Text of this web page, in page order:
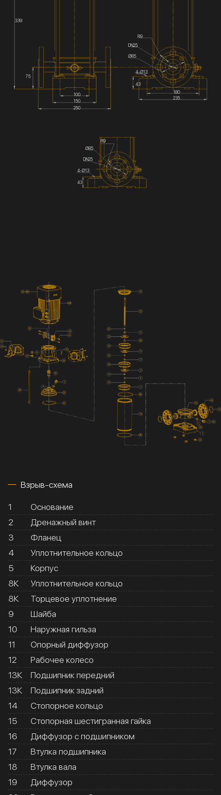
DN25
339
75
100
150
250
180
235
43
4-Ø13
Ø85
R9
DN25
R9
Ø85
4-Ø13
43
Взрыв-схема
1
Основание
2
Дренажный винт
3
Фланец
4
Уплотнительное кольцо
5
Корпус
8К
Уплотнительное кольцо
8К
Торцевое уплотнение
9
Шайба
10
Наружная гильза
11
Опорный диффузор
12
Рабочее колесо
13К
Подшипник передний
13К
Подшипник задний
14
Стопорное кольцо
15
Стопорная шестигранная гайка
16
Диффузор с подшипником
17
Втулка подшипника
18
Втулка вала
19
Диффузор